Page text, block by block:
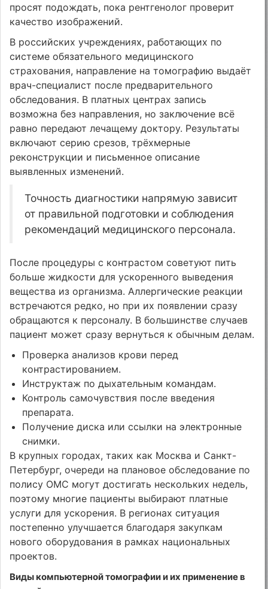
просят подождать, пока рентгенолог проверит
качество изображений.
В российских учреждениях, работающих по
системе обязательного медицинского
страхования, направление на томографию выдаёт
врач-специалист после предварительного
обследования. В платных центрах запись
возможна без направления, но заключение всё
равно передают лечащему доктору. Результаты
включают серию срезов, трёхмерные
реконструкции и письменное описание
выявленных изменений.
Точность диагностики напрямую зависит
от правильной подготовки и соблюдения
рекомендаций медицинского персонала.
После процедуры с контрастом советуют пить
больше жидкости для ускоренного выведения
вещества из организма. Аллергические реакции
встречаются редко, но при их появлении сразу
обращаются к персоналу. В большинстве случаев
пациент может сразу вернуться к обычным делам.
Проверка анализов крови перед
контрастированием.
Инструктаж по дыхательным командам.
Контроль самочувствия после введения
препарата.
Получение диска или ссылки на электронные
снимки.
В крупных городах, таких как Москва и Санкт-
Петербург, очереди на плановое обследование по
полису ОМС могут достигать нескольких недель,
поэтому многие пациенты выбирают платные
услуги для ускорения. В регионах ситуация
постепенно улучшается благодаря закупкам
нового оборудования в рамках национальных
проектов.
Виды компьютерной томографии и их применение в